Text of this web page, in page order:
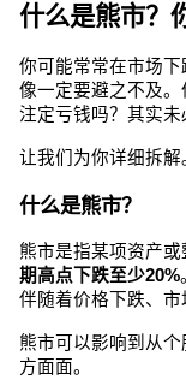
什么是熊市？
你可能常常在市场下
像一定要避之不及
注定亏钱吗？其实未
让我们为你详细拆解
什么是熊市？
熊市是指某项资产
期高点下跌至少20%
伴随着价格下跌、市
熊市可以影响到从
方面面。